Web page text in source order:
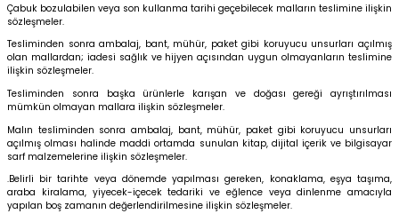
Çabuk bozulabilen veya son kullanma tarihi geçebilecek malların teslimine ilişkin
sözleşmeler.
Tesliminden sonra ambalaj, bant, mühür, paket gibi koruyucu unsurları açılmış
olan mallardan; iadesi sağlık ve hijyen açısından uygun olmayanların teslimine
ilişkin sözleşmeler.
Tesliminden sonra başka ürünlerle karışan ve doğası gereği ayrıştırılması
mümkün olmayan mallara ilişkin sözleşmeler.
Malın tesliminden sonra ambalaj, bant, mühür, paket gibi koruyucu unsurları
açılmış olması halinde maddi ortamda sunulan kitap, dijital içerik ve bilgisayar
sarf malzemelerine ilişkin sözleşmeler.
.Belirli bir tarihte veya dönemde yapılması gereken, konaklama, eşya taşıma,
araba kiralama, yiyecek-içecek tedariki ve eğlence veya dinlenme amacıyla
yapılan boş zamanın değerlendirilmesine ilişkin sözleşmeler.